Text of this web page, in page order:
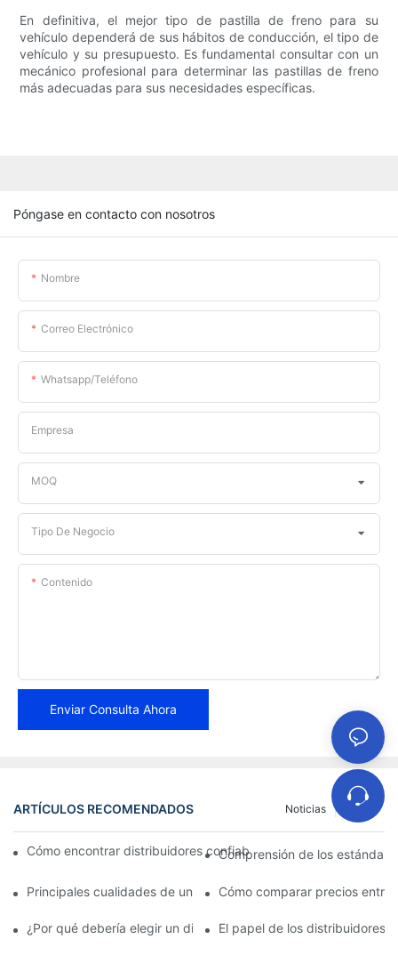
En definitiva, el mejor tipo de pastilla de freno para su
vehículo dependerá de sus hábitos de conducción, el tipo de
vehículo y su presupuesto. Es fundamental consultar con un
mecánico profesional para determinar las pastillas de freno
más adecuadas para sus necesidades específicas.
Póngase en contacto con nosotros
Nombre
Correo Electrónico
Whatsapp/teléfono
Empresa
MOQ
Tipo De Negocio
Contenido
Enviar Consulta Ahora
ARTÍCULOS RECOMENDADOS Casos
Noticias
Cómo encontrar distribuidores confiables de pastillas de freno
Comprensión de los
Principales cualidades de un distribuidor confiable de pastillas
Cómo comparar precios
¿Por qué debería elegir un distribuidor autorizado de pastillas
El papel de los distribuidores